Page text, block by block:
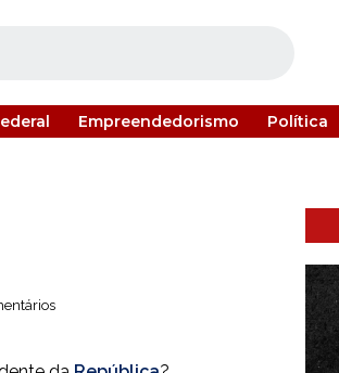
Empreendedorismo Política